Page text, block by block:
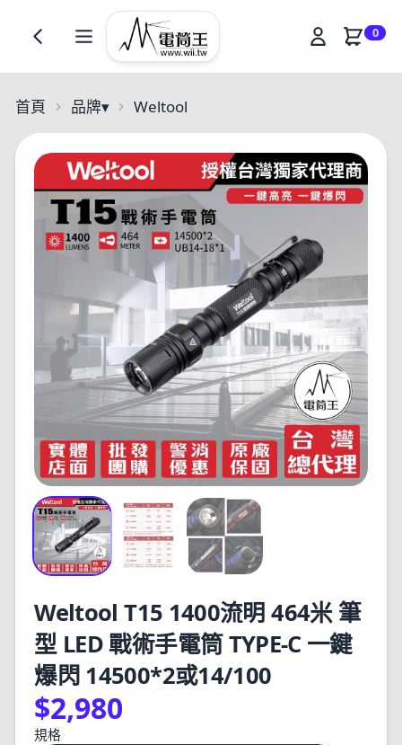
0
首頁 品牌▾ Weltool
Weltool T15 1400流明 464米 筆
型 LED 戰術手電筒 TYPE-C 一鍵
爆閃 14500*2或14/100
$2,980
規格